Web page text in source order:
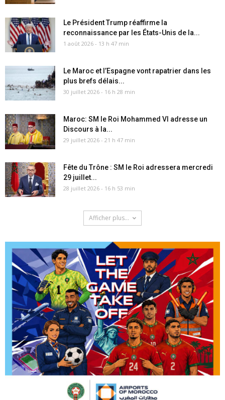
Le Président Trump réaffirme la
reconnaissance par les États-Unis de la...
1 août 2026 - 13 h 47 min
Le Maroc et l’Espagne vont rapatrier dans les
plus brefs délais...
30 juillet 2026 - 16 h 28 min
Maroc: SM le Roi Mohammed VI adresse un
Discours à la...
29 juillet 2026 - 21 h 47 min
Fête du Trône : SM le Roi adressera mercredi
29 juillet...
28 juillet 2026 - 16 h 53 min
Afficher plus...